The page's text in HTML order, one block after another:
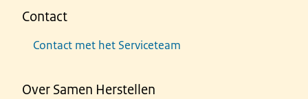
Contact
Contact met het Serviceteam
Over Samen Herstellen